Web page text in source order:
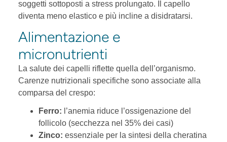
soggetti sottoposti a stress prolungato. Il capello
diventa meno elastico e più incline a disidratarsi.
Alimentazione e
micronutrienti
La salute dei capelli riflette quella dell’organismo.
Carenze nutrizionali specifiche sono associate alla
comparsa del crespo:
Ferro: l’anemia riduce l’ossigenazione del
follicolo (secchezza nel 35% dei casi)
Zinco: essenziale per la sintesi della cheratina